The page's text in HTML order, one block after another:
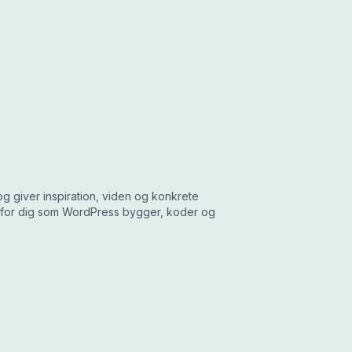
giver inspiration, viden og konkrete
dig som WordPress bygger, koder og